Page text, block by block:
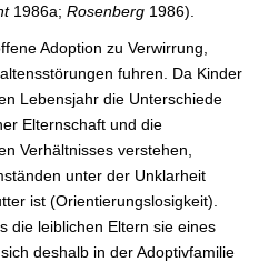
1986a; Rosenberg 1986).
Adoption zu Verwirrung,
fuhren. Da Kinder
Lebensjahr die Unterschiede
Elternschaft und die
Verhältnisses verstehen,
unter der Unklarheit
ist (Orientierungslosigkeit).
die leiblichen Eltern sie eines
deshalb in der Adoptivfamilie